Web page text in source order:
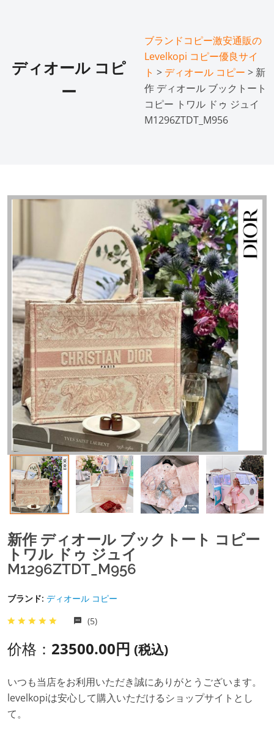
ディオール コピ
ー
ブランドコピー激安通販の
Levelkopi コピー優良サイ
ト > ディオール コピー > 新
作 ディオール ブックトート
コピー トワル ドゥ ジュイ
M1296ZTDT_M956
新作 ディオール ブックトート コピー
トワル ドゥ ジュイ
M1296ZTDT_M956
ブランド: ディオール コピー
(5)
价格： 23500.00円 (税込)
いつも当店をお利用いただき誠にありがとうございます。
levelkopiは安心して購入いただけるショップサイトとし
て。